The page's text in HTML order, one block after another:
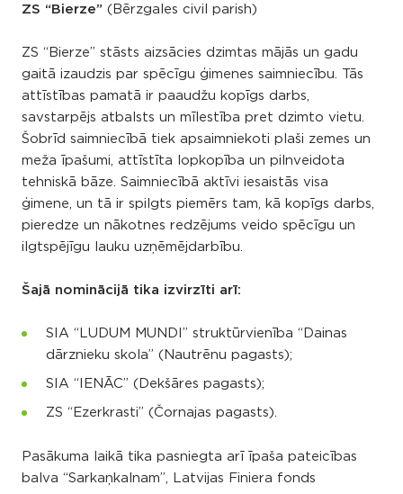
ZS “Bierze” (Bērzgales civil parish)
ZS “Bierze” stāsts aizsācies dzimtas mājās un gadu
gaitā izaudzis par spēcīgu ģimenes saimniecību. Tās
attīstības pamatā ir paaudžu kopīgs darbs,
savstarpējs atbalsts un mīlestība pret dzimto vietu.
Šobrīd saimniecībā tiek apsaimniekoti plaši zemes un
meža īpašumi, attīstīta lopkopība un pilnveidota
tehniskā bāze. Saimniecībā aktīvi iesaistās visa
ģimene, un tā ir spilgts piemērs tam, kā kopīgs darbs,
pieredze un nākotnes redzējums veido spēcīgu un
ilgtspējīgu lauku uzņēmējdarbību.
Šajā nominācijā tika izvirzīti arī:
SIA “LUDUM MUNDI” struktūrvienība “Dainas
dārznieku skola” (Nautrēnu pagasts);
SIA “IENĀC” (Dekšāres pagasts);
ZS “Ezerkrasti” (Čornajas pagasts).
Pasākuma laikā tika pasniegta arī īpaša pateicības
balva “Sarkaņkalnam”, Latvijas Finiera fonds